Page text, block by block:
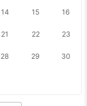
14 15 16
21 22 23
28 29 30